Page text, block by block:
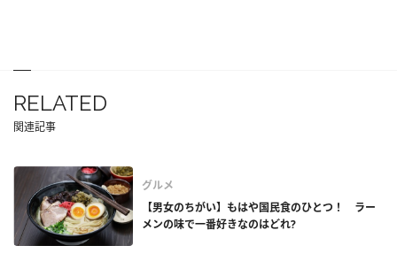
RELATED
関連記事
グルメ
【男女のちがい】もはや国民食のひとつ！ ラー
メンの味で一番好きなのはどれ?